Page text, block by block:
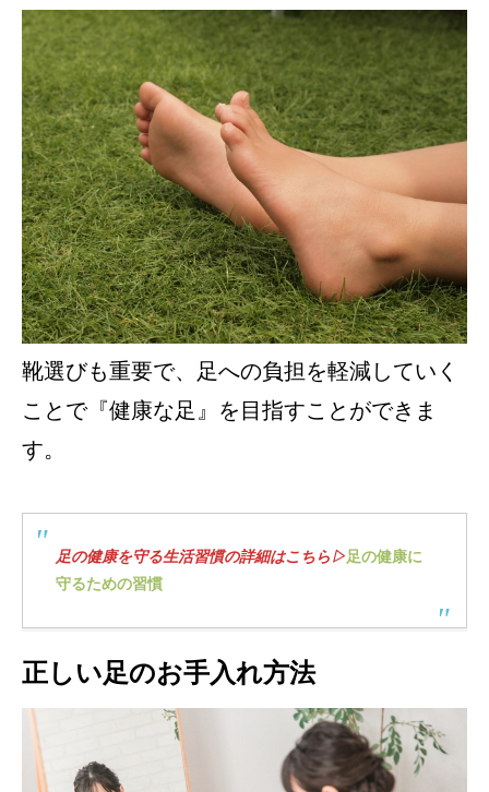
靴選びも重要で、足への負担を軽減していく
ことで『健康な足』を目指すことができま
す。
足の健康を守る生活習慣の詳細はこちら▷足の健康に
守るための習慣
正しい足のお手入れ方法